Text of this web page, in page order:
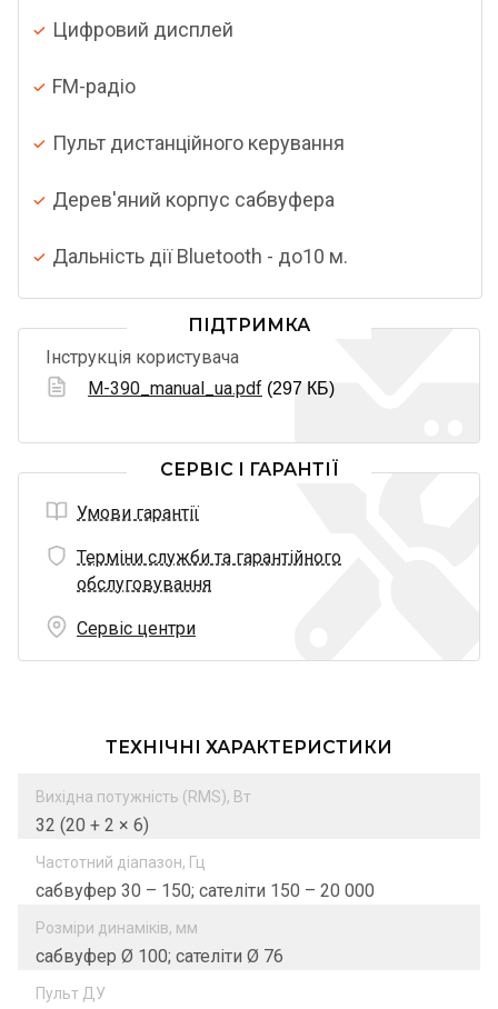
Цифровий дисплей
FM-радіо
Пульт дистанційного керування
Дерев'яний корпус сабвуфера
Дальність дії Bluetooth - до10 м.
ПІДТРИМКА
Інструкція користувача
M-390_manual_ua.pdf (297 КБ)
СЕРВІС І ГАРАНТІЇ
Умови гарантії
Терміни служби та гарантійного
обслуговування
Сервіс центри
ТЕХНІЧНІ ХАРАКТЕРИСТИКИ
Вихідна потужність (RMS), Вт
32 (20 + 2 × 6)
Частотний діапазон, Гц
сабвуфер 30 – 150; сателіти 150 – 20 000
Розміри динаміків, мм
сабвуфер Ø 100; сателіти Ø 76
Пульт ДУ